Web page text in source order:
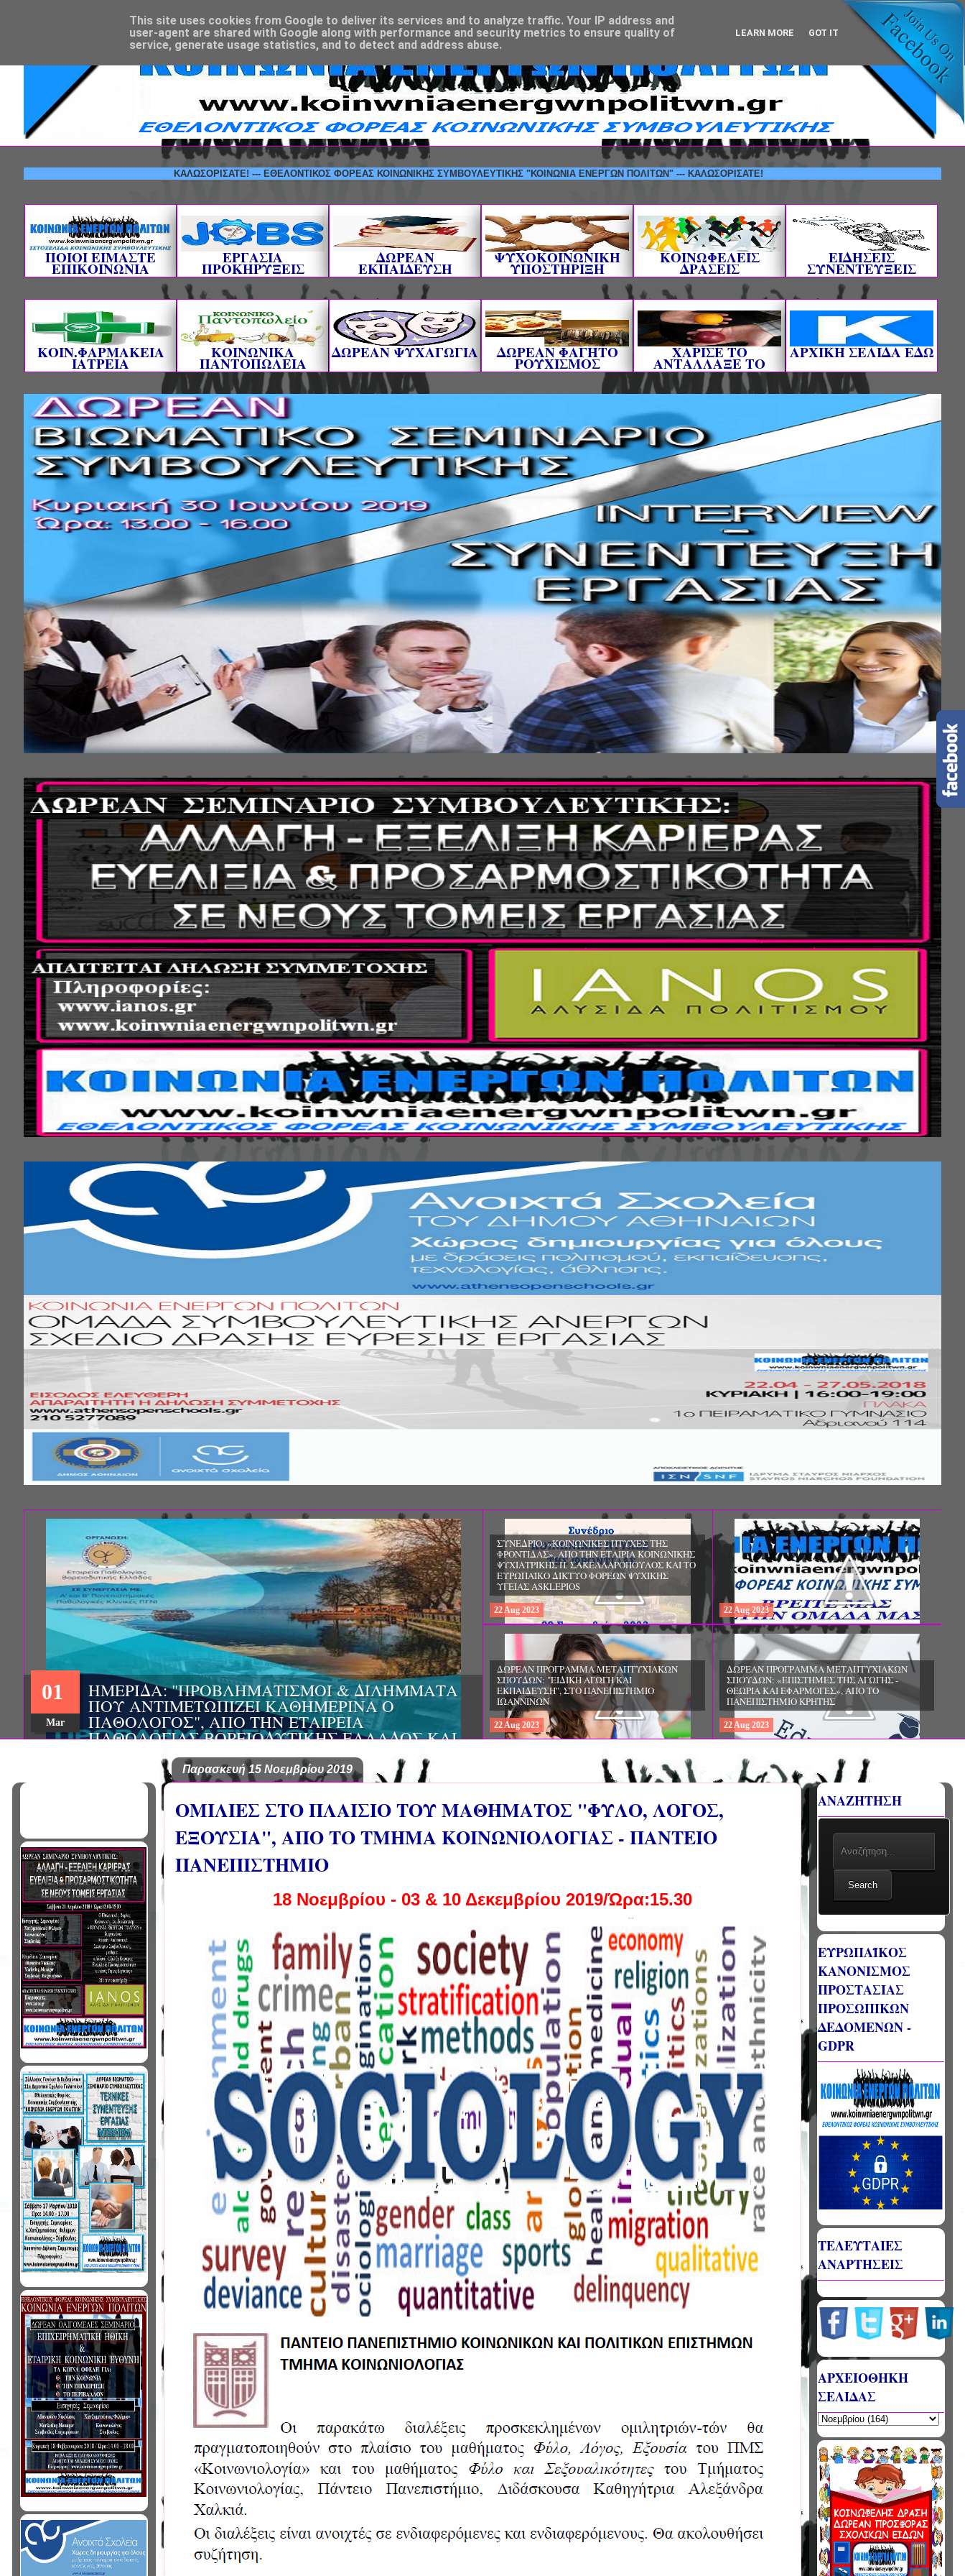
ΚΑΛΩΣΟΡΙΣΑΤΕ! --- ΕΘΕΛΟΝΤΙΚΟΣ ΦΟΡΕΑΣ ΚΟΙΝΩΝΙΚΗΣ ΣΥΜΒΟΥΛΕΥΤΙΚΗΣ "ΚΟΙΝΩΝΙΑ ΕΝΕΡΓΩΝ ΠΟΛΙΤΩΝ" --- ΚΑΛΩΣΟΡΙΣΑΤΕ!
ΠΟΙΟΙ ΕΙΜΑΣΤΕ
ΕΠΙΚΟΙΝΩΝΙΑ
ΕΡΓΑΣΙΑ
ΠΡΟΚΗΡΥΞΕΙΣ
ΔΩΡΕΑΝ
ΕΚΠΑΙΔΕΥΣΗ
ΨΥΧΟΚΟΙΝΩΝΙΚΗ
ΥΠΟΣΤΗΡΙΞΗ
ΚΟΙΝΩΦΕΛΕΙΣ
ΔΡΑΣΕΙΣ
ΕΙΔΗΣΕΙΣ
ΣΥΝΕΝΤΕΥΞΕΙΣ
ΚΟΙΝ.ΦΑΡΜΑΚΕΙΑ
ΙΑΤΡΕΙΑ
ΚΟΙΝΩΝΙΚΑ
ΠΑΝΤΟΠΩΛΕΙΑ
ΔΩΡΕΑΝ ΨΥΧΑΓΩΓΙΑ ΔΩΡΕΑΝ ΦΑΓΗΤΟ
ΡΟΥΧΙΣΜΟΣ
ΧΑΡΙΣΕ ΤΟ
ΑΝΤΑΛΛΑΞΕ ΤΟ
AΡΧΙΚΗ ΣΕΛΙΔΑ ΕΔΩ
ΣΥΝΕΔΡΙΟ: «ΚΟΙΝΩΝΙΚΕΣ ΠΤΥΧΕΣ ΤΗΣ
ΦΡΟΝΤΙΔΑΣ», ΑΠΟ ΤΗΝ ΕΤΑΙΡΙΑ ΚΟΙΝΩΝΙΚΗΣ
ΨΥΧΙΑΤΡΙΚΗΣ Π. ΣΑΚΕΛΛΑΡΟΠΟΥΛΟΣ ΚΑΙ ΤΟ
EΥΡΩΠΑΪΚΟ ΔΙΚΤΥΟ ΦΟΡΕΩΝ ΨΥΧΙΚΗΣ ΥΓΕΙΑΣ
ΑSKLEPIOS
22
Aug
22Aug 2023
ΔΩΡΕΑΝ ΠΡΟΓΡΑΜΜΑ ΜΕΤΑΠΤΥΧΙΑΚΩΝ
ΣΠΟΥΔΩΝ: "ΕΙΔΙΚΗ ΑΓΩΓΗ ΚΑΙ
ΕΚΠΑΙΔΕΥΣΗ", ΣΤΟ ΠΑΝΕΠΙΣΤΗΜΙΟ
ΙΩΑΝΝΙΝΩΝ
22Aug 2023
ΔΩΡΕΑΝ ΠΡΟΓΡΑΜΜΑ ΜΕΤΑΠΤΥΧΙΑΚΩΝ
ΣΠΟΥΔΩΝ: «ΕΠΙΣΤΗΜΕΣ ΤΗΣ ΑΓΩΓΗΣ -
ΘΕΩΡΙΑ ΚΑΙ ΕΦΑΡΜΟΓΕΣ», ΑΠΟ ΤΟ
ΠΑΝΕΠΙΣΤΗΜΙΟ ΚΡΗΤΗΣ
22Aug 2023
ΔΩΡΕΑΝ ΠΡΟΓΡΑΜΜΑ ΜΕΤΑΠΤΥΧΙΑΚΩΝ
ΣΠΟΥΔΩΝ: «ΕΠΙΣΤΗΜΕΣ ΤΗΣ ΕΚΠΑΙΔΕΥΣΗΣ
ΚΑΙ ΤΗΣ ΑΓΩΓΗΣ - ΔΙΕΠΙΣΤΗΜΟΝΙΚΕΣ
ΠΡΟΣΕΓΓΙΣΕΙΣ ΣΤΗΝ ΠΡΟΣΧΟΛΙΚΗ ΚΑΙ
ΠΡΩΤΗ ΣΧΟΛΙΚΗ ΗΛΙΚΙΑ», ΑΠΟ ΤΟ
ΠΑΙΔΑΓΩΓΙΚΟ ΤΜΗΜΑ ΝΗΠΙΑΓΩΓΩΝ ΤΟΥ
ΠΑΝΕΠΙΣΤΗΜΙΟΥ ΙΩΑΝΝΙΝΩΝ
22Aug 2023
Παρασκευή 15 Νοεμβρίου 2019
ΟΜΙΛΙΕΣ ΣΤΟ ΠΛΑΙΣΙΟ ΤΟΥ ΜΑΘΗΜΑΤΟΣ "ΦΥΛΟ, ΛΟΓΟΣ,
ΕΞΟΥΣΙΑ", ΑΠΟ ΤΟ ΤΜΗΜΑ ΚΟΙΝΩΝΙΟΛΟΓΙΑΣ - ΠΑΝΤΕΙΟ
ΠΑΝΕΠΙΣΤΗΜΙΟ
18 Νοεμβρίου - 03 & 10 Δεκεμβρίου 2019/Ώρα:15.30
ΑΝΑΖΗΤΗΣΗ
Search
ΕΥΡΩΠΑΪΚΟΣ
ΚΑΝΟΝΙΣΜΟΣ
ΠΡΟΣΤΑΣΙΑΣ
ΠΡΟΣΩΠΙΚΩΝ
ΔΕΔΟΜΕΝΩΝ -
GDPR
ΤΕΛΕΥΤΑΙΕΣ
ΑΝΑΡΤΗΣΕΙΣ
ΑΡΧΕΙΟΘΗΚΗ
ΣΕΛΙΔΑΣ
This site uses cookies from Google to deliver its services and to analyze traffic. Your IP address and
user-agent are shared with Google along with performance and security metrics to ensure quality of
service, generate usage statistics, and to detect and address abuse.
LEARN MORE GOT IT